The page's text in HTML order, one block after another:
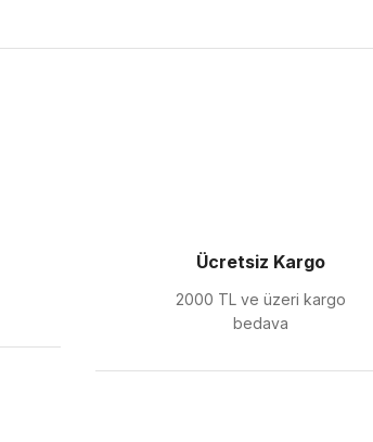
Ücretsiz Kargo
2000 TL ve üzeri kargo
bedava